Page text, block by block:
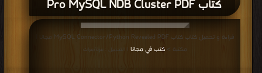
كتاب Pro MySQL NDB Cluster PDF
قراءة و تحميل كتاب كتاب MySQL Connector/Python Revealed PDF مجانا |
مكتبة >كتب في مجانا | التحميل : مرة/مرات